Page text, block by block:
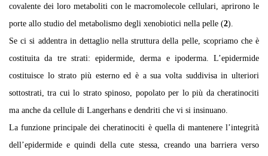
covalente dei loro metaboliti con le macromolecole cellulari, aprirono le
porte allo studio del metabolismo degli xenobiotici nella pelle (2).
Se ci si addentra in dettaglio nella struttura della pelle, scopriamo che è
costituita da tre strati: epidermide, derma e ipoderma. L’epidermide
costituisce lo strato più esterno ed è a sua volta suddivisa in ulteriori
sottostrati, tra cui lo strato spinoso, popolato per lo più da cheratinociti
ma anche da cellule di Langerhans e dendriti che vi si insinuano.
La funzione principale dei cheratinociti è quella di mantenere l’integrità
dell’epidermide e quindi della cute stessa, creando una barriera verso